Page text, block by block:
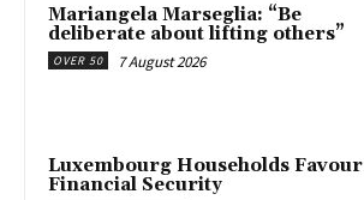
Mariangela Marseglia: “Be
deliberate about lifting others”
OVER 50 7 August 2026
Luxembourg Households Favour
Financial Security